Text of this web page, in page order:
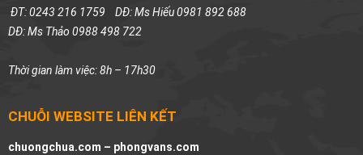
ĐT: 0243 216 1759 DĐ: Ms Hiếu 0981 892 688
DĐ: Ms Thảo 0988 498 722
Thời gian làm việc: 8h – 17h30
CHUỖI WEBSITE LIÊN KẾT
chuongchua.com – phongvans.com